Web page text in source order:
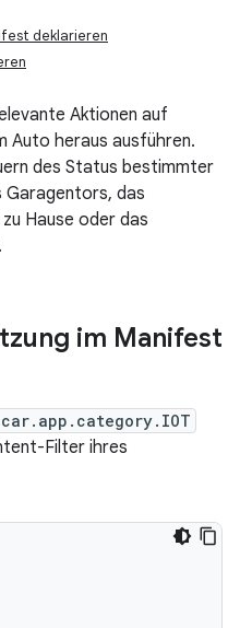
deklarieren
Aktionen auf
Auto heraus ausführen.
des Status bestimmter
Garagentors, das
Hause oder das
im Manifest
Filter ihres